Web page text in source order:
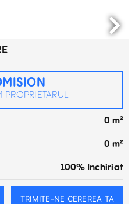
PROPRIETARUL
0 m²
0 m²
100% Inchiriat
TRIMITE-NE CEREREA TA